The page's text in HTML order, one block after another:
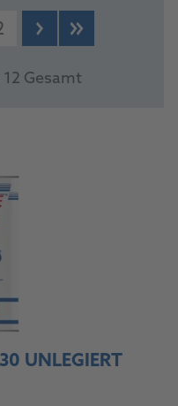
Gesamt
UNLEGIERT